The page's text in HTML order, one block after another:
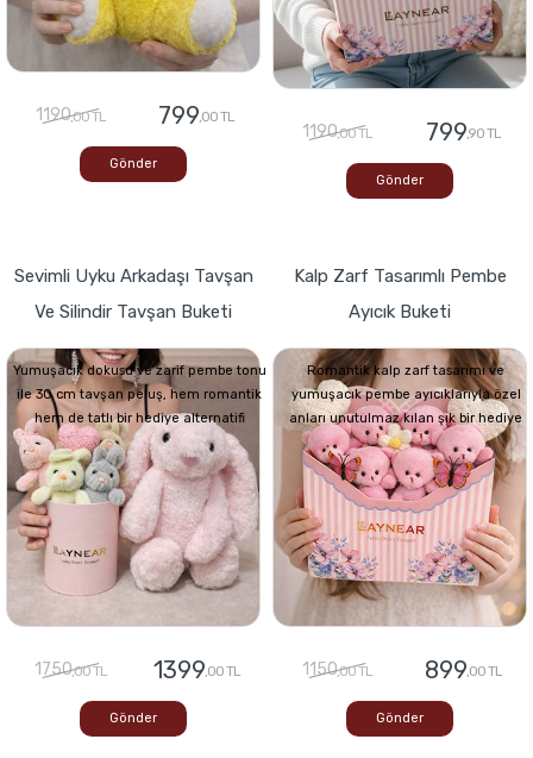
1190,00 TL 799,00 TL
Gönder
1190,00 TL 799,90 TL
Gönder
Sevimli Uyku Arkadaşı Tavşan
Ve Silindir Tavşan Buketi
Yumuşacık dokusu ve zarif pembe tonu
ile 30 cm tavşan peluş, hem romantik
hem de tatlı bir hediye alternatifi
1750,00 TL 1399,00 TL
Gönder
Kalp Zarf Tasarımlı Pembe
Ayıcık Buketi
Romantik kalp zarf tasarımı ve
yumuşacık pembe ayıcıklarıyla özel
anları unutulmaz kılan şık bir hediye
1150,00 TL 899,00 TL
Gönder